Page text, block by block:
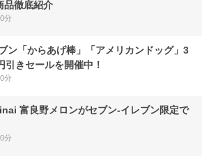
品徹底紹介
分
ン「からあげ棒」「アメリカンドッグ」3
引きセールを開催中！
分
富良野メロンがセブン‐イレブン限定で
分